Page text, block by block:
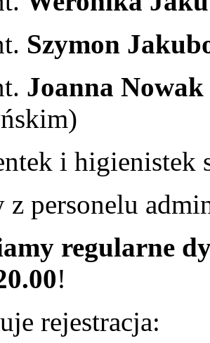
Szymon
Joanna Nowak
i higienistek
z personelu
regularne
!
rejestracja: